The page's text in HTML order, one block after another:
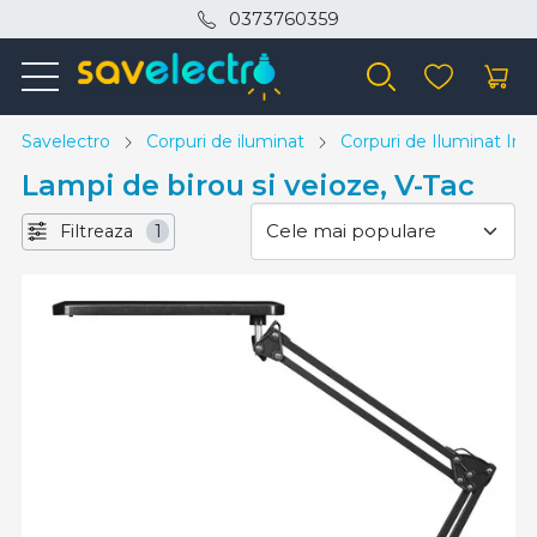
0373760359
Savelectro Corpuri de iluminat Corpuri de Iluminat
Lampi de birou si veioze, V-Tac
Filtreaza 1